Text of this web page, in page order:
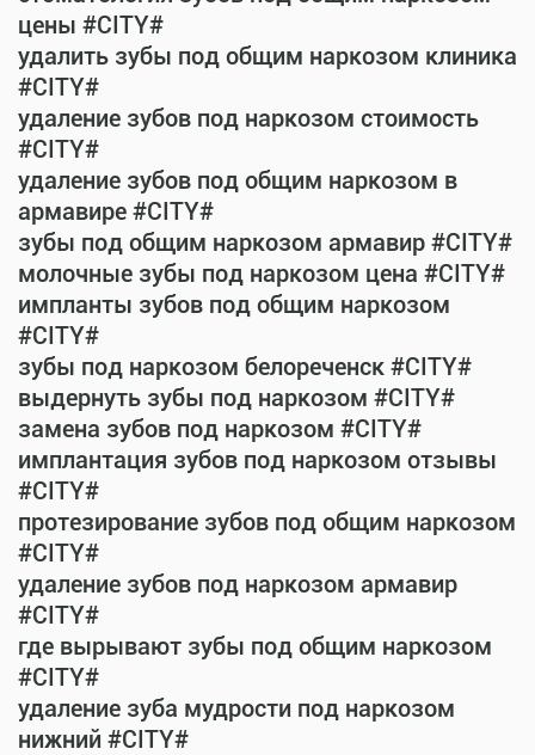
цены #CITY#
удалить зубы под общим наркозом клиника
#CITY#
удаление зубов под наркозом стоимость
#CITY#
удаление зубов под общим наркозом в
армавире #CITY#
зубы под общим наркозом армавир #CITY#
молочные зубы под наркозом цена #CITY#
импланты зубов под общим наркозом
#CITY#
зубы под наркозом белореченск #CITY#
выдернуть зубы под наркозом #CITY#
замена зубов под наркозом #CITY#
имплантация зубов под наркозом отзывы
#CITY#
протезирование зубов под общим наркозом
#CITY#
удаление зубов под наркозом армавир
#CITY#
где вырывают зубы под общим наркозом
#CITY#
удаление зуба мудрости под наркозом
нижний #CITY#